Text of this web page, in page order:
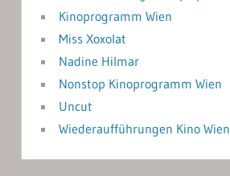
Kinoprogramm Wien
Miss Xoxolat
Nadine Hilmar
Nonstop Kinoprogramm Wien
Uncut
Wiederaufführungen Kino Wien